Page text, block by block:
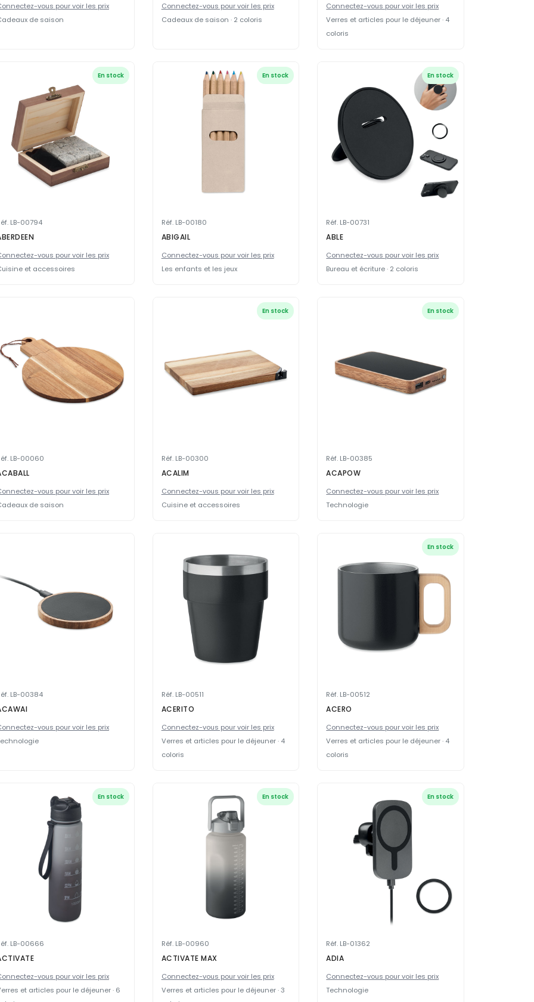
vous pour voir les prix
de saison
Connectez-vous pour voir les prix
Cadeaux de saison · 2 coloris
Connectez-vous pour voir les prix
Verres et articles pour le déjeuner · 4
coloris
En stock
LB-00794
vous pour voir les prix
et accessoires
En stock
Réf. LB-00180
ABIGAIL
Connectez-vous pour voir les prix
Les enfants et les jeux
En stock
Réf. LB-00731
ABLE
Connectez-vous pour voir les prix
Bureau et écriture · 2 coloris
LB-00060
vous pour voir les prix
de saison
En stock
Réf. LB-00300
ACALIM
Connectez-vous pour voir les prix
Cuisine et accessoires
En stock
Réf. LB-00385
ACAPOW
Connectez-vous pour voir les prix
Technologie
LB-00384
vous pour voir les prix
Réf. LB-00511
ACERITO
Connectez-vous pour voir les prix
Verres et articles pour le déjeuner · 4
coloris
En stock
Réf. LB-00512
ACERO
Connectez-vous pour voir les prix
Verres et articles pour le déjeuner · 4
coloris
En stock
LB-00666
vous pour voir les prix
et articles pour le déjeuner · 6
En stock
Réf. LB-00960
ACTIVATE MAX
Connectez-vous pour voir les prix
Verres et articles pour le déjeuner · 3
En stock
Réf. LB-01362
ADIA
Connectez-vous pour voir les prix
Technologie